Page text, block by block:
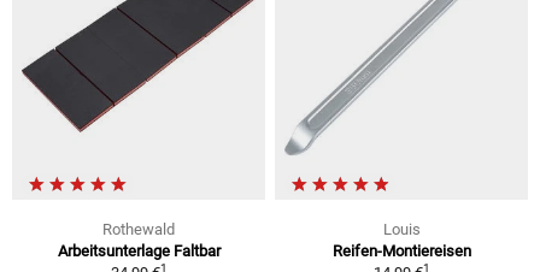
Rothewald
Arbeitsunterlage Faltbar
1
Louis
Reifen-Montiereisen
1